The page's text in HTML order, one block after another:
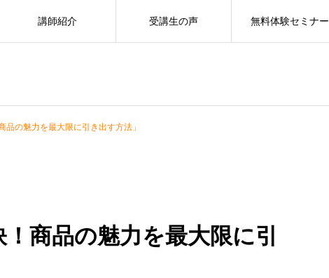
講師紹介 受講生の声 無料体験セミナー
品の魅力を最大限に引き出す方法」
！商品の魅力を最大限に引